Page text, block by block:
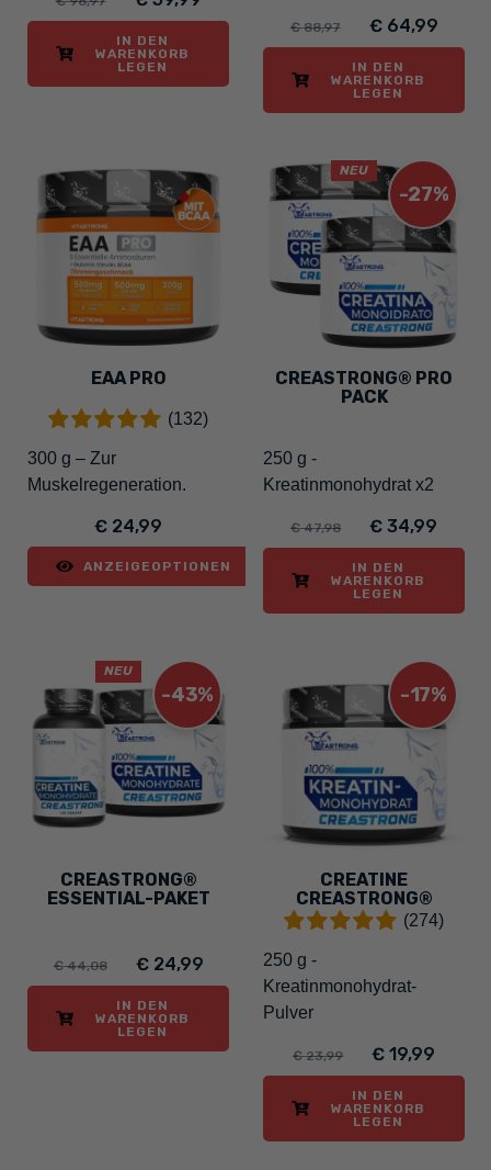
IN DEN
WARENKORB
LEGEN
€ 88,97 € 64,99
IN DEN
WARENKORB
LEGEN
EAA PRO
(132)
300 g – Zur
Muskelregeneration.
€ 24,99
ANZEIGEOPTIONEN
-27%
NEU
CREASTRONG® PRO
PACK
250 g -
Kreatinmonohydrat x2
€ 47,98 € 34,99
IN DEN
WARENKORB
LEGEN
-43%
NEU
CREASTRONG®
ESSENTIAL-PAKET
€ 44,08 € 24,99
IN DEN
WARENKORB
LEGEN
-17%
CREATINE
CREASTRONG®
(274)
250 g -
Kreatinmonohydrat-
Pulver
€ 23,99 € 19,99
IN DEN
WARENKORB
LEGEN